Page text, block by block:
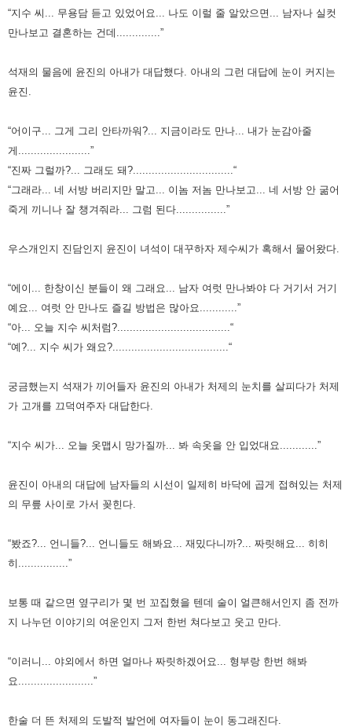
“지수 씨... 무용담 듣고 있었어요... 나도 이럴 줄 알았으면... 남자나 실컷
만나보고 결혼하는 건데..............”
석재의 물음에 윤진의 아내가 대답했다. 아내의 그런 대답에 눈이 커지는
윤진.
“어이구... 그게 그리 안타까워?... 지금이라도 만나... 내가 눈감아줄
게.......................”
“진짜 그럴까?... 그래도 돼?................................“
“그래라... 네 서방 버리지만 말고... 이놈 저놈 만나보고... 네 서방 안 굶어
죽게 끼니나 잘 챙겨줘라... 그럼 된다................”
우스개인지 진담인지 윤진이 녀석이 대꾸하자 제수씨가 혹해서 물어왔다.
“에이... 한창이신 분들이 왜 그래요... 남자 여럿 만나봐야 다 거기서 거기
예요... 여럿 안 만나도 즐길 방법은 많아요............”
“아... 오늘 지수 씨처럼?....................................“
“예?... 지수 씨가 왜요?.....................................“
궁금했는지 석재가 끼어들자 윤진의 아내가 처제의 눈치를 살피다가 처제
가 고개를 끄덕여주자 대답한다.
“지수 씨가... 오늘 옷맵시 망가질까... 봐 속옷을 안 입었대요............”
윤진이 아내의 대답에 남자들의 시선이 일제히 바닥에 곱게 접혀있는 처제
의 무릎 사이로 가서 꽂힌다.
“봤죠?... 언니들?... 언니들도 해봐요... 재밌다니까?... 짜릿해요... 히히
히................”
보통 때 같으면 옆구리가 몇 번 꼬집혔을 텐데 술이 얼큰해서인지 좀 전까
지 나누던 이야기의 여운인지 그저 한번 쳐다보고 웃고 만다.
“이러니... 야외에서 하면 얼마나 짜릿하겠어요... 형부랑 한번 해봐
요........................”
한술 더 뜬 처제의 도발적 발언에 여자들이 눈이 동그래진다.